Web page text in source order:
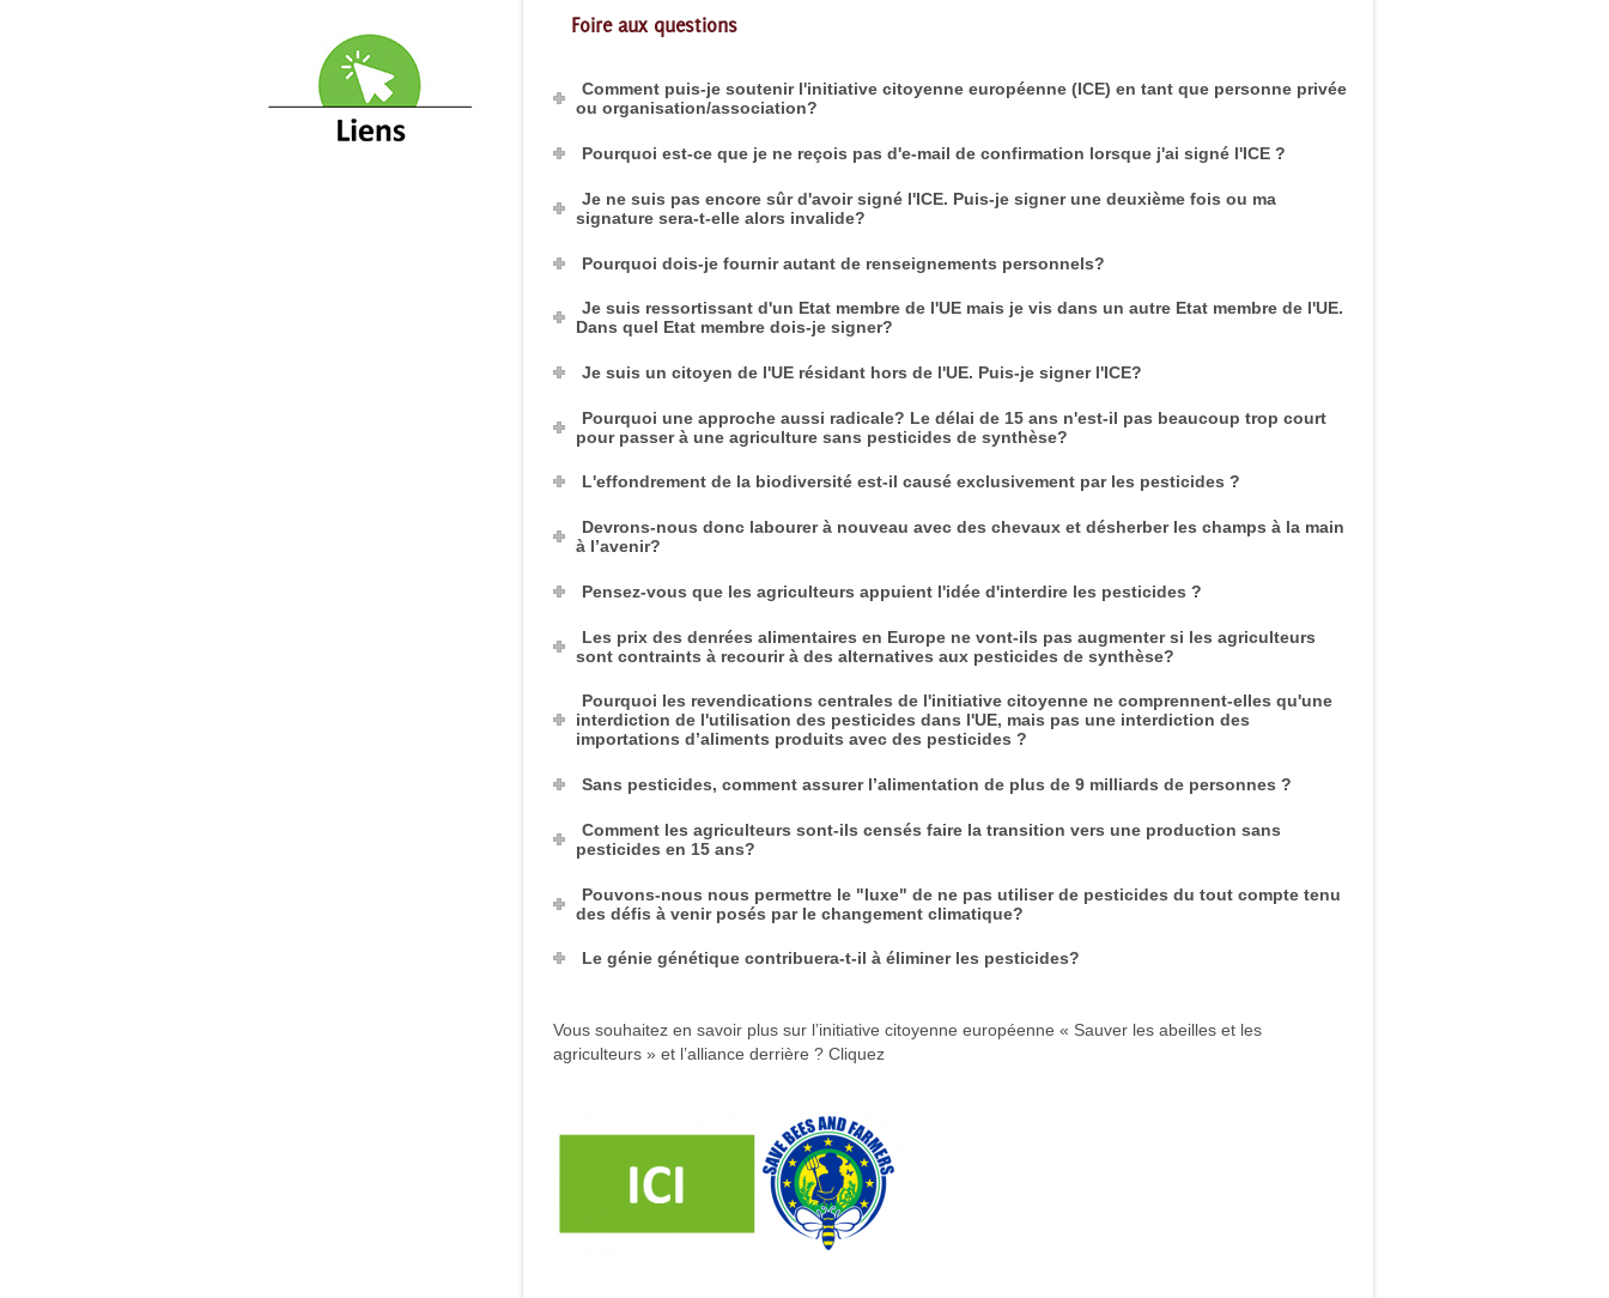
Foire aux questions
Comment puis-je soutenir l'initiative citoyenne européenne (ICE) en tant que personne privée
ou organisation/association?
Pourquoi est-ce que je ne reçois pas d'e-mail de confirmation lorsque j'ai signé l'ICE ?
Je ne suis pas encore sûr d'avoir signé l'ICE. Puis-je signer une deuxième fois ou ma
signature sera-t-elle alors invalide?
Pourquoi dois-je fournir autant de renseignements personnels?
Je suis ressortissant d'un Etat membre de l'UE mais je vis dans un autre Etat membre de l'UE.
Dans quel Etat membre dois-je signer?
Je suis un citoyen de l'UE résidant hors de l'UE. Puis-je signer l'ICE?
Pourquoi une approche aussi radicale? Le délai de 15 ans n'est-il pas beaucoup trop court
pour passer à une agriculture sans pesticides de synthèse?
L'effondrement de la biodiversité est-il causé exclusivement par les pesticides ?
Devrons-nous donc labourer à nouveau avec des chevaux et désherber les champs à la main
à l’avenir?
Pensez-vous que les agriculteurs appuient l'idée d'interdire les pesticides ?
Les prix des denrées alimentaires en Europe ne vont-ils pas augmenter si les agriculteurs
sont contraints à recourir à des alternatives aux pesticides de synthèse?
Pourquoi les revendications centrales de l'initiative citoyenne ne comprennent-elles qu'une
interdiction de l'utilisation des pesticides dans l'UE, mais pas une interdiction des
importations d’aliments produits avec des pesticides ?
Sans pesticides, comment assurer l’alimentation de plus de 9 milliards de personnes ?
Comment les agriculteurs sont-ils censés faire la transition vers une production sans
pesticides en 15 ans?
Pouvons-nous nous permettre le "luxe" de ne pas utiliser de pesticides du tout compte tenu
des défis à venir posés par le changement climatique?
Le génie génétique contribuera-t-il à éliminer les pesticides?
Vous souhaitez en savoir plus sur l’initiative citoyenne européenne « Sauver les abeilles et les
agriculteurs » et l’alliance derrière ? Cliquez